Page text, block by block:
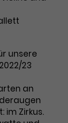
die
Die
in
der sie
und
unsere
23
an
im Zirkus.